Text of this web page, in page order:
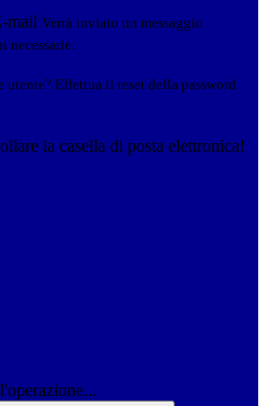
mail Verrà inviato un messaggio
necessarie.
utente? Effettua il reset della password
la casella di posta elettronica!